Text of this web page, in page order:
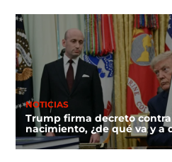
NOTICIAS
Trump firma decreto
nacimiento, ¿de qué va y a